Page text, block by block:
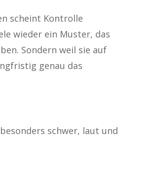
scheint Kontrolle
wieder ein Muster, das
Sondern weil sie auf
genau das
schwer, laut und